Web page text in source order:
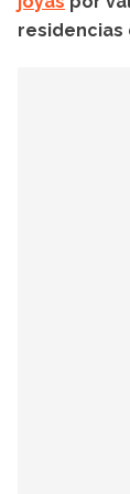
residencias